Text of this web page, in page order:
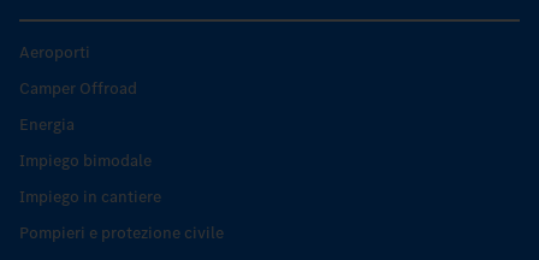
Aeroporti
Camper Offroad
Energia
Impiego bimodale
Impiego in cantiere
Pompieri e protezione civile